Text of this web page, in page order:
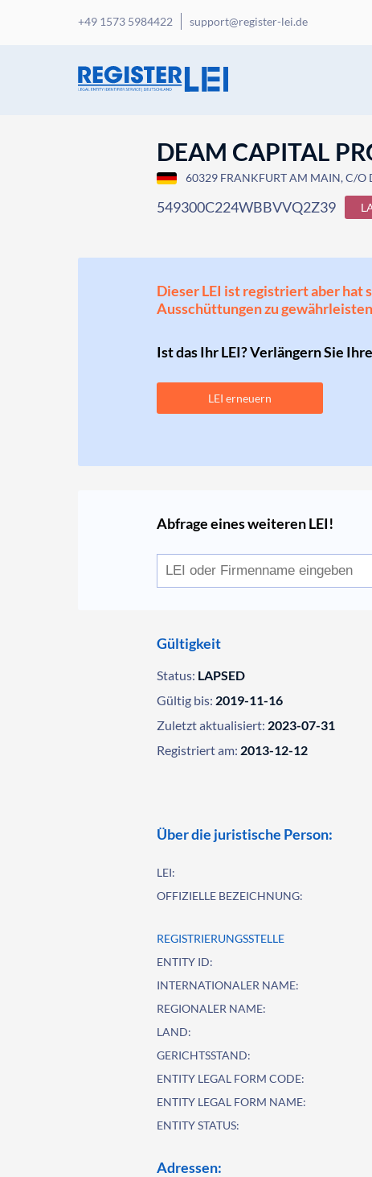
+49 1573 5984422 support@register-lei.de
DEAM CAPITAL
60329 FRANKFURT AM MAIN, C/O
549300C224WBBVVQ2Z39
Dieser LEI ist registriert aber hat
Ausschüttungen zu
Ist das Ihr LEI? Verlängern Sie
LEI erneuern
Abfrage eines weiteren LEI!
Gültigkeit
Status: LAPSED
Gültig bis: 2019-11-16
Zuletzt aktualisiert: 2023-07-31
Registriert am: 2013-12-12
Über die juristische Person:
LEI:
OFFIZIELLE BEZEICHNUNG:
REGISTRIERUNGSSTELLE
ENTITY ID:
INTERNATIONALER NAME:
REGIONALER NAME:
LAND:
GERICHTSSTAND:
ENTITY LEGAL FORM CODE:
ENTITY LEGAL FORM NAME:
ENTITY STATUS:
Adressen: